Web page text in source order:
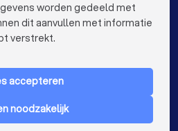
in Utrecht
in Eindhoven
in Tilburg
in Almere
keyboard_arrow_down
worden gedeeld met
dit aanvullen met informatie
verstrekt.
accepteren
noodzakelijk